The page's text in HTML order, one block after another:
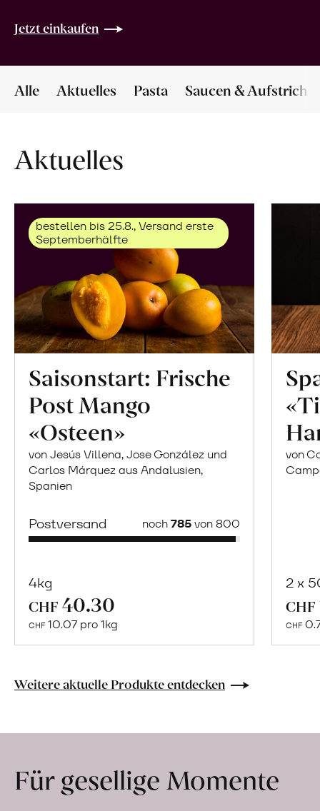
Jetzt einkaufen
Alle Aktuelles Pasta Saucen & Aufstriche
Aktuelles
bestellen bis 25.8., Versand erste
Septemberhälfte
Saisonstart: Frische
Post Mango
«Osteen»
von Jesús Villena, Jose González und
Carlos Márquez aus Andalusien,
Spanien
Postversand noch785von 800
4kg
CHF 40.30
CHF 10.07 pro 1kg
Naturbelassene
Lebensmittel
Hof
erfahren
von
2 x
CHF
CHF
Weitere aktuelle Produkte entdecken
Für gesellige Momente